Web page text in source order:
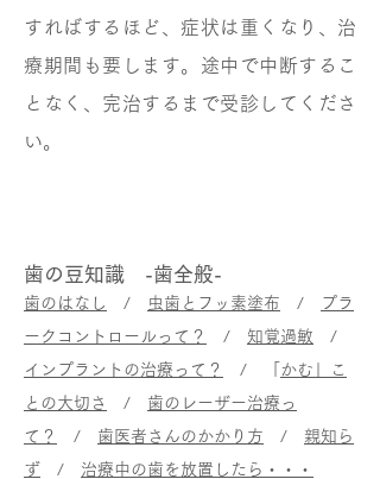
すればするほど、症状は重くなり、治
療期間も要します。途中で中断するこ
となく、完治するまで受診してくださ
い。
歯の豆知識 -歯全般-
歯のはなし / 虫歯とフッ素塗布 /
プラ
ークコントロールって？
/ 知覚過敏 /
インプラントの治療って？
/ 「 かむ」こ
との大切さ
/ 歯のレーザー治療っ
て？
/ 歯医者さんのかかり方 / 親知ら
ず / 治療中の歯を放置したら・・・